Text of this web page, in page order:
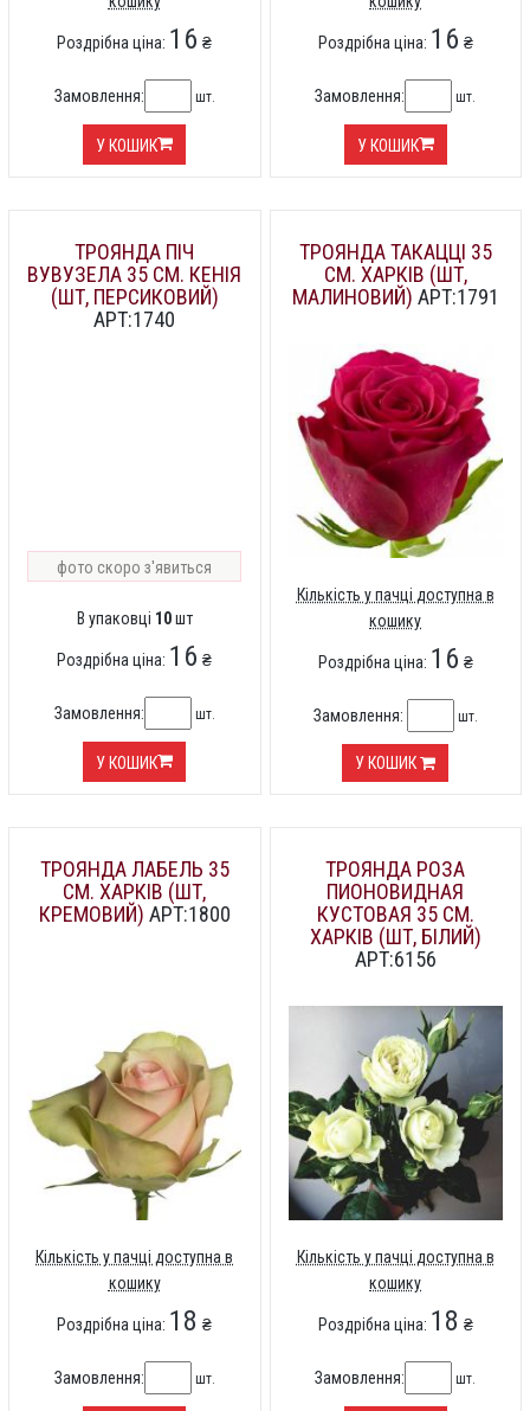
Роздрібна ціна: 16 ₴
Замовлення: шт.
У КОШИК
Роздрібна ціна: 16 ₴
Замовлення: шт.
У КОШИК
ТРОЯНДА ПІЧ
ВУВУЗЕЛА 35 СМ. КЕНІЯ
(ШТ, ПЕРСИКОВИЙ)
АРТ:1740
фото скоро з'явиться
В упаковці 10шт
Роздрібна ціна: 16 ₴
Замовлення: шт.
У КОШИК
ТРОЯНДА ТАКАЦЦІ 35
СМ. ХАРКІВ (ШТ,
МАЛИНОВИЙ) АРТ:1791
Кількість у пачці доступна в
кошику
Роздрібна ціна: 16 ₴
Замовлення: шт.
У КОШИК
ТРОЯНДА ЛАБЕЛЬ 35
СМ. ХАРКІВ (ШТ,
КРЕМОВИЙ) АРТ:1800
Кількість у пачці доступна в
кошику
Роздрібна ціна: 18 ₴
Замовлення: шт.
ТРОЯНДА РОЗА
ПИОНОВИДНАЯ
КУСТОВАЯ 35 СМ.
ХАРКІВ (ШТ, БІЛИЙ)
АРТ:6156
Кількість у пачці доступна в
кошику
Роздрібна ціна: 18 ₴
Замовлення: шт.